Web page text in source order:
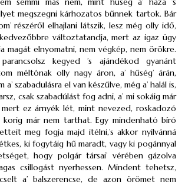
megszegni kárhozatos bűnnek tartok. Bár
részéről elhajlani látszik, lesz még olly idő,
változtatandja, mert az igaz ügy
magát elnyomatni, nem végkép, nem örökre.
kegyed ’s ajándékod gyanánt
méltónak olly nagy áron, a’ hűség’ árán,
a’ szabadulásra el van készűlve, még a’ halál is,
csak szabadúlást fog adni, a’ mi sokáig már
ez árnyék lét, mint nevezed, roskadozó
korig már nem tarthat. Egy mindenható bíró
meg fogja majd itélni,’s akkor nyilvánná
ki fogytáig hű maradt, vagy ki pogánnyal
hogy polgár társai’ vérében gázolva
csillogást nyerhessen. Mindent tehetsz,
a’ balszerencse, de azon örömet nem